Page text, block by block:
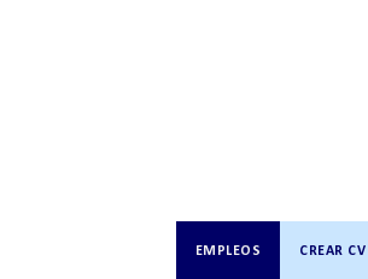
EMPLEOS CREAR CV